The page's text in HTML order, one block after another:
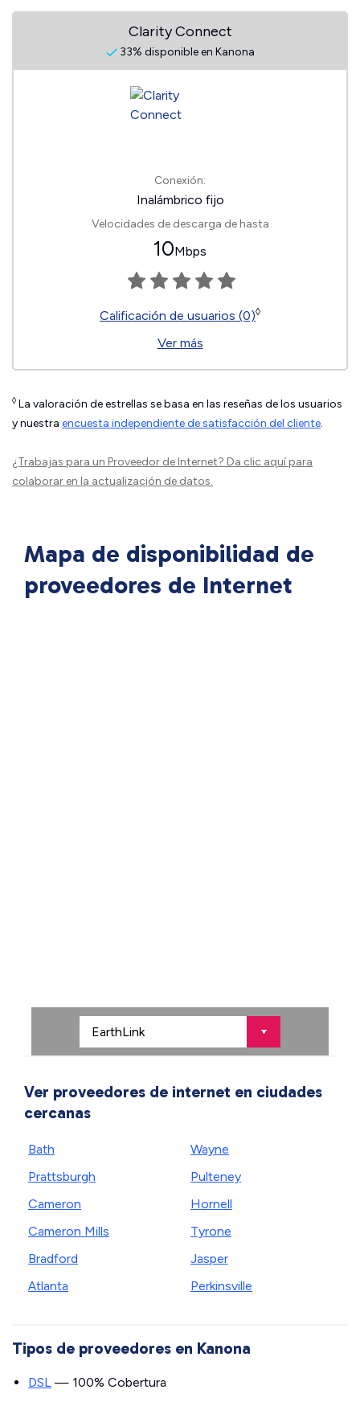
Clarity Connect
33% disponible en Kanona
Conexión:
Inalámbrico fijo
Velocidades de descarga de hasta
10Mbps
Calificación de usuarios (0)◊
Ver más
◊ La valoración de estrellas se basa en las reseñas de los usuarios
y nuestra encuesta independiente de satisfacción del cliente.
¿Trabajas para un Proveedor de Internet? Da clic aquípara
colaborar en la actualización de datos.
Mapa de disponibilidad de
proveedores de Internet
Ver proveedores de internet en ciudades
cercanas
Bath
Prattsburgh
Cameron
Cameron Mills
Bradford
Atlanta
Wayne
Pulteney
Hornell
Tyrone
Jasper
Perkinsville
Tipos de proveedores en Kanona
DSL — 100% Cobertura